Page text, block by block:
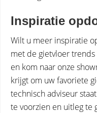
Inspiratie
Wilt u meer inspiratie
met de gietvloer trends
en kom naar onze
krijgt om uw favoriete
technisch adviseur
te voorzien en uitleg te